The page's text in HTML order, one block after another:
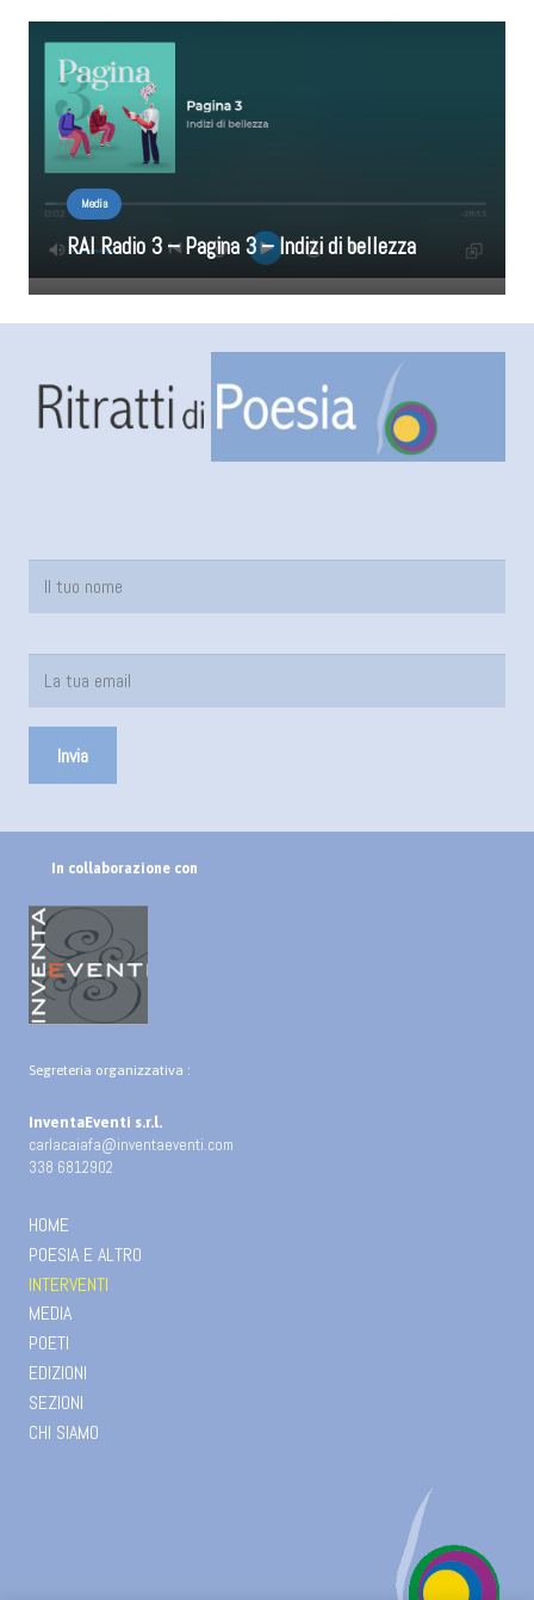
Media
RAI Radio 3 – Pagina 3 – Indizi di bellezza
In collaborazione con
Segreteria organizzativa :
InventaEventi s.r.l.
carlacaiafa@inventaeventi.com
338 6812902
HOME
POESIA E ALTRO
INTERVENTI
MEDIA
POETI
EDIZIONI
SEZIONI
CHI SIAMO